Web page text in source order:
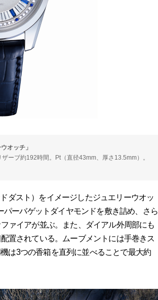
オッチ」
ーブ約192時間。Pt（直径43mm、厚さ13.5mm）。
ダスト）をイメージしたジュエリーウオッ
ーバゲットダイヤモンドを敷き詰め、さら
ァイアが並ぶ。また、ダイアル外周部にも
置されている。ムーブメントには手巻きス
は3つの香箱を直列に並べることで最大約